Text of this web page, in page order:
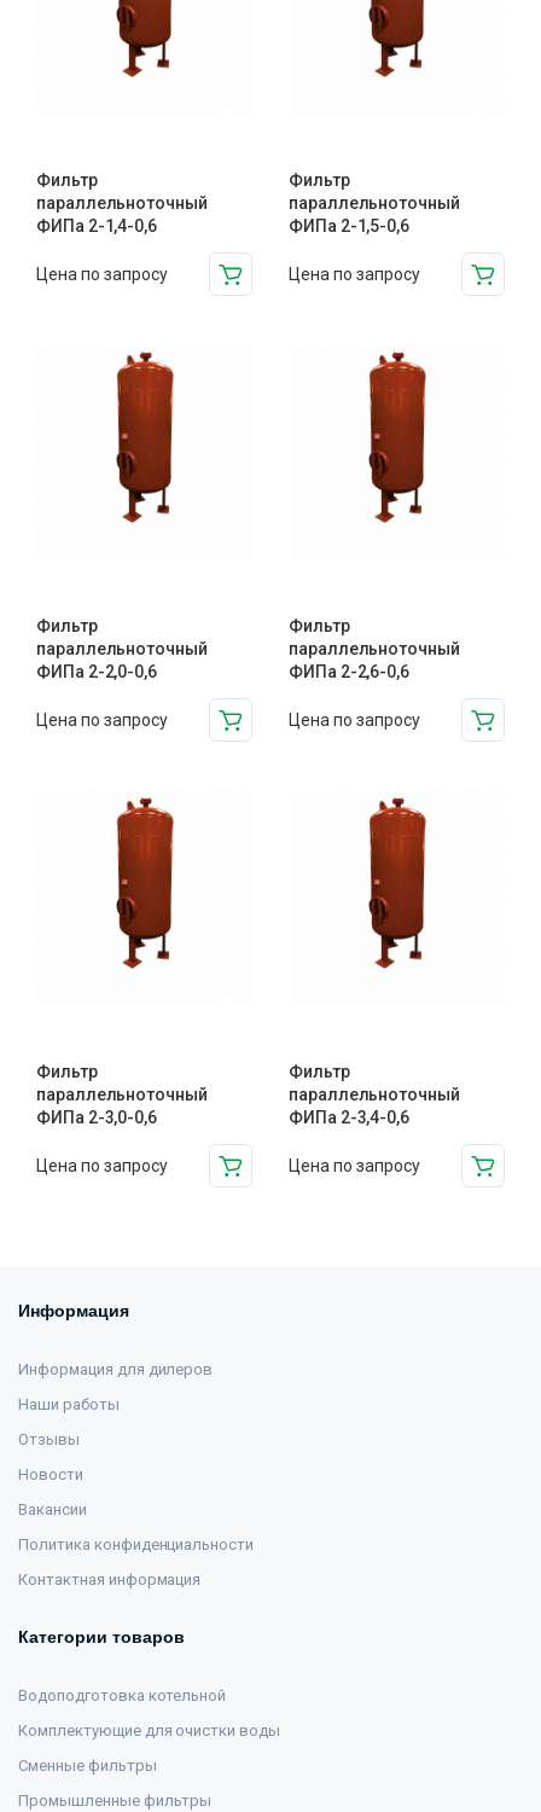
Фильтр
параллельноточный
ФИПа 2-1,4-0,6
Цена по запросу
Фильтр
параллельноточный
ФИПа 2-1,5-0,6
Цена по запросу
Фильтр
параллельноточный
ФИПа 2-2,0-0,6
Цена по запросу
Фильтр
параллельноточный
ФИПа 2-2,6-0,6
Цена по запросу
Фильтр
параллельноточный
ФИПа 2-3,0-0,6
Цена по запросу
Фильтр
параллельноточный
ФИПа 2-3,4-0,6
Цена по запросу
Информация
Информация для дилеров
Наши работы
Отзывы
Новости
Вакансии
Политика конфиденциальности
Контактная информация
Категории товаров
Водоподготовка котельной
Комплектующие для очистки воды
Сменные фильтры
Промышленные фильтры